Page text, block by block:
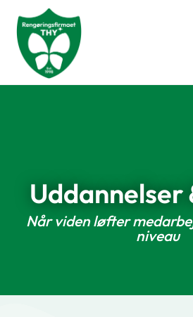
Uddannelser
Når viden løfter
niveau